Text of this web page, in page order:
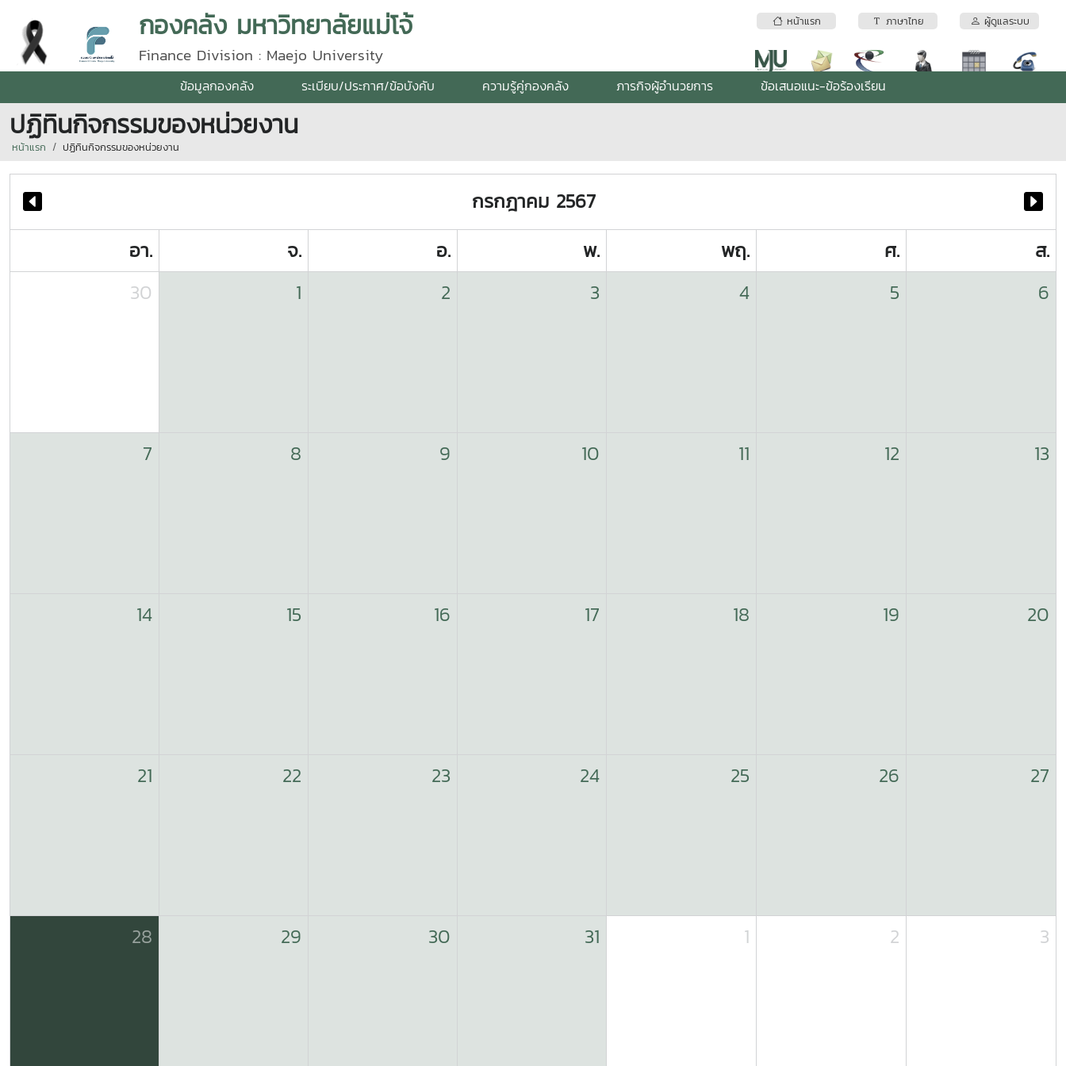
หน้าแรก ภาษาไทย ผู้ดูแลระบบ
กองคลัง มหาวิทยาลัยแม่โจ้
Finance Division : Maejo University
ข้อมูลกองคลัง ระเบียบ/ประกาศ/ข้อบังคับ ความรู้คู่กองคลัง ภารกิจผู้อำนวยการ ข้อเสนอแนะ-ข้อร้องเรียน
ปฏิทินกิจกรรมของหน่วยงาน
หน้าแรก ปฏิทินกิจกรรมของหน่วยงาน
กรกฎาคม 2567
อา.
จ. อ. พ. พฤ. ศ.
ส.
30
1 2 3 4 5 6
7 8 9 10 11 12 13
14 15 16 17 18 19 20
21 22 23 24 25 26 27
28 29 30 31 1 2 3